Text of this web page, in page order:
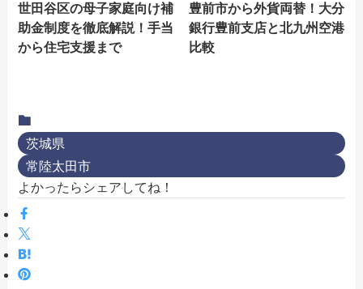
世田谷区の母子家庭向け補
助金制度を徹底解説！手当
から住宅支援まで
豊前市から外貨両替！大分
銀行豊前支店と北九州空港
比較
茨城県
常陸太田市
よかったらシェアしてね！